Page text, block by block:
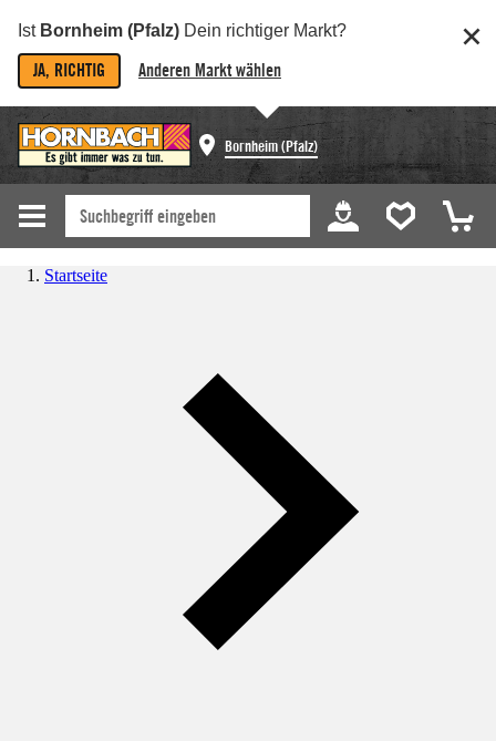
Ist Bornheim (Pfalz) Dein richtiger Markt?
JA, RICHTIG Anderen Markt wählen
Bornheim (Pfalz)
Startseite